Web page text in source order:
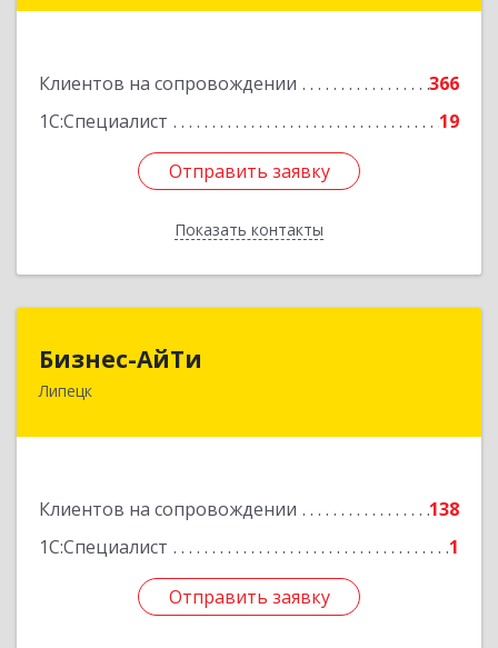
Клиентов на сопровождении
366
1С:Специалист
19
Отправить заявку
Показать контакты
Отправить заявку
Назад
Бизнес-АйТи
Липецк
Клиентов на сопровождении
138
1С:Специалист
1
Отправить заявку
398008, Липецкая обл, Липецк г, 50 лет НЛМК
Отправить заявку